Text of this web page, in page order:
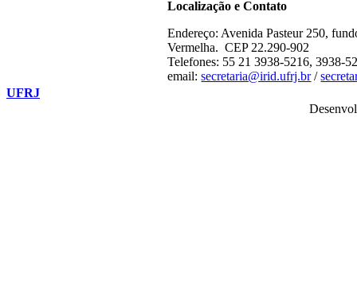
Localização e Contato
Endereço: Avenida Pasteur 250,
Vermelha. CEP 22.290-902
Telefones: 55 21 3938-5216, 3938-
email:secretaria@irid.ufrj.br/
UFRJ